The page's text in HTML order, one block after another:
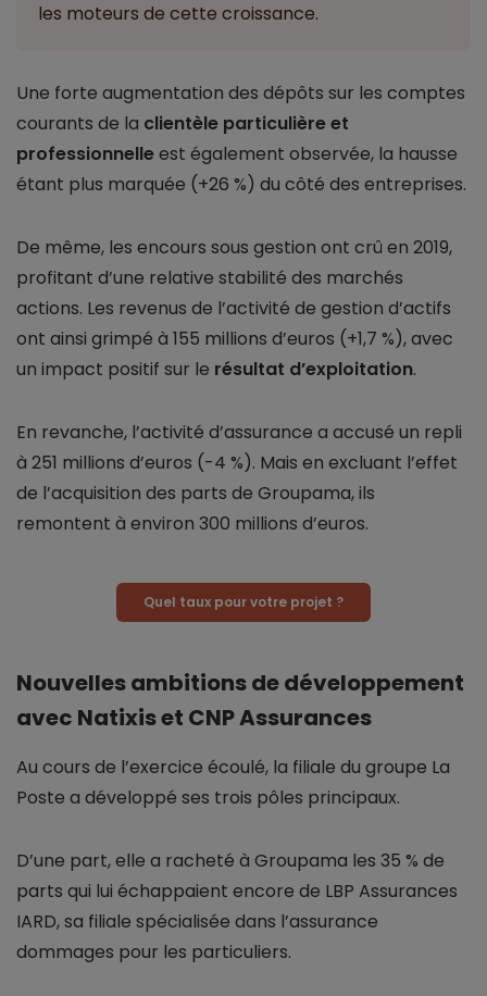
les moteurs de cette croissance.
Une forte augmentation des dépôts sur les comptes
courants de la clientèle particulière et
professionnelleest également observée, la hausse
étant plus marquée (+26 %) du côté des entreprises.
De même, les encours sous gestion ont crû en 2019,
profitant d’une relative stabilité des marchés
actions. Les revenus de l’activité de gestion d’actifs
ont ainsi grimpé à 155 millions d’euros (+1,7 %), avec
un impact positif sur le résultat d’exploitation.
En revanche, l’activité d’assurance a accusé un repli
à 251 millions d’euros (-4 %). Mais en excluant l’effet
de l’acquisition des parts de Groupama, ils
remontent à environ 300 millions d’euros.
Quel taux pour votre projet ?
Nouvelles ambitions de développement
avec Natixis et CNP Assurances
Au cours de l’exercice écoulé, la filiale du groupe La
Poste a développé ses trois pôles principaux.
D’une part, elle a racheté à Groupama les 35 % de
parts qui lui échappaient encore de LBP Assurances
IARD, sa filiale spécialisée dans l’assurance
dommages pour les particuliers.